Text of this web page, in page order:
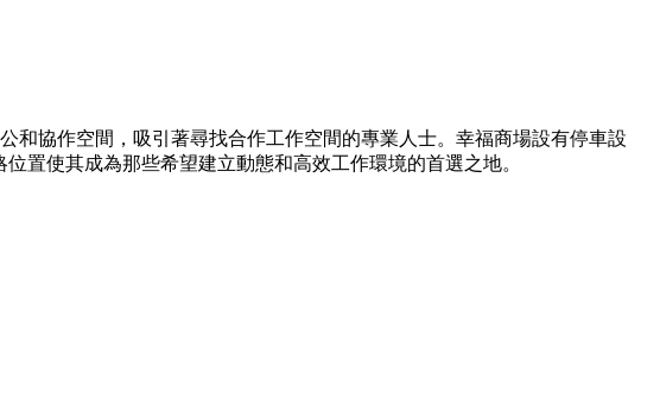
和協作空間，吸引著尋找合作工作空間的專業人士。幸福商場設有停車設
置使其成為那些希望建立動態和高效工作環境的首選之地。